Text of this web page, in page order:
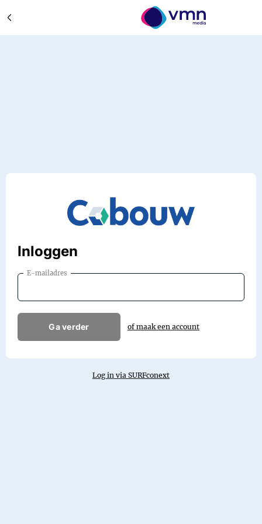
Inloggen
E-mailadres
Ga verder of maak een account
Log in via SURFconext